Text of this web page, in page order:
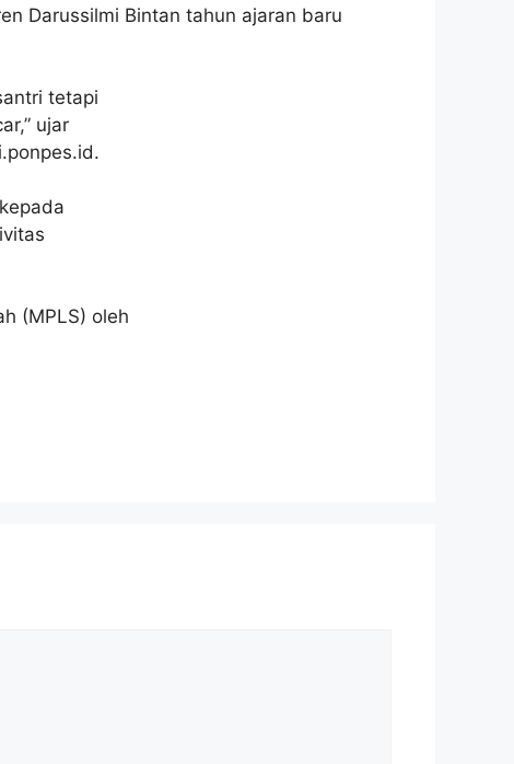
Darussilmi Bintan tahun ajaran baru
tetapi
ujar
(MPLS) oleh